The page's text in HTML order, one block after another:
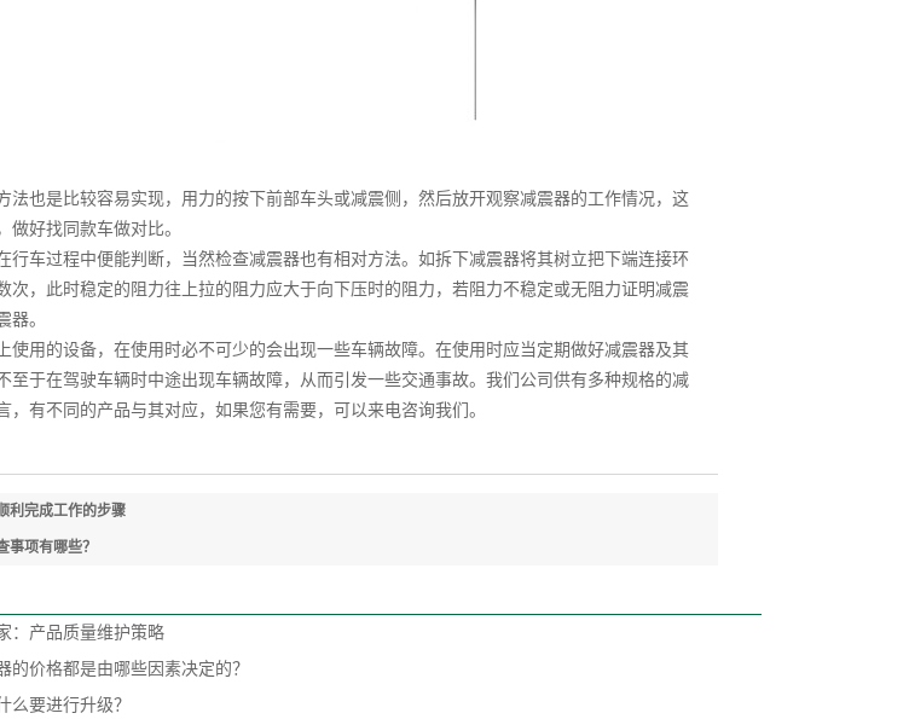
也是比较容易实现，用力的按下前部车头或减震侧，然后放开观察减震器的工作情况，这
做好找同款车做对比。
车过程中便能判断，当然检查减震器也有相对方法。如拆下减震器将其树立把下端连接环
次，此时稳定的阻力往上拉的阻力应大于向下压时的阻力，若阻力不稳定或无阻力证明减震
器。
用的设备，在使用时必不可少的会出现一些车辆故障。在使用时应当定期做好减震器及其
至于在驾驶车辆时中途出现车辆故障，从而引发一些交通事故。我们公司供有多种规格的减
，有不同的产品与其对应，如果您有需要，可以来电咨询我们。
利完成工作的步骤
事项有哪些？
：产品质量维护策略
的价格都是由哪些因素决定的？
么要进行升级？